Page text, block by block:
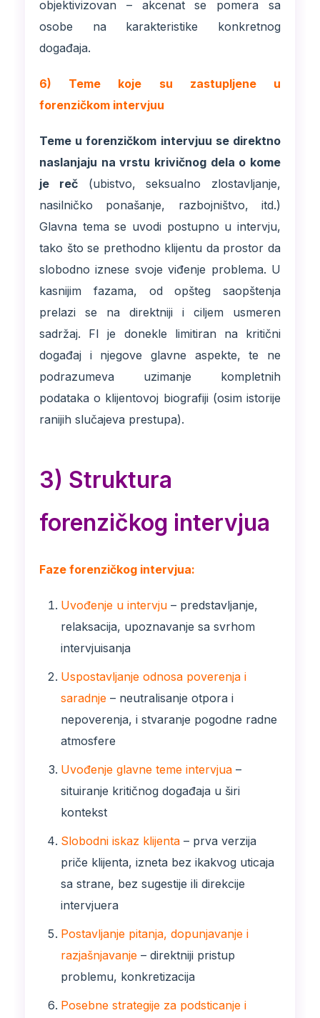
objektivizovan – akcenat se pomera sa
osobe na karakteristike konkretnog
događaja.
6) Teme koje su zastupljene u
forenzičkom intervjuu
Teme u forenzičkom intervjuu se direktno
naslanjaju na vrstu krivičnog dela o kome
je reč(ubistvo, seksualno zlostavljanje,
nasilničko ponašanje, razbojništvo, itd.)
Glavna tema se uvodi postupno u intervju,
tako što se prethodno klijentu da prostor da
slobodno iznese svoje viđenje problema. U
kasnijim fazama, od opšteg saopštenja
prelazi se na direktniji i ciljem usmeren
sadržaj. FI je donekle limitiran na kritični
događaj i njegove glavne aspekte, te ne
podrazumeva uzimanje kompletnih
podataka o klijentovoj biografiji (osim istorije
ranijih slučajeva prestupa).
3) Struktura
forenzičkog intervjua
Faze forenzičkog intervjua:
Uvođenje u intervju – predstavljanje,
relaksacija, upoznavanje sa svrhom
intervjuisanja
Uspostavljanje odnosa poverenja i
saradnje – neutralisanje otpora i
nepoverenja, i stvaranje pogodne radne
atmosfere
Uvođenje glavne teme intervjua –
situiranje kritičnog događaja u širi
kontekst
Slobodni iskaz klijenta – prva verzija
priče klijenta, izneta bez ikakvog uticaja
sa strane, bez sugestije ili direkcije
intervjuera
Postavljanje pitanja, dopunjavanje i
razjašnjavanje – direktniji pristup
problemu, konkretizacija
Posebne strategije za podsticanje i